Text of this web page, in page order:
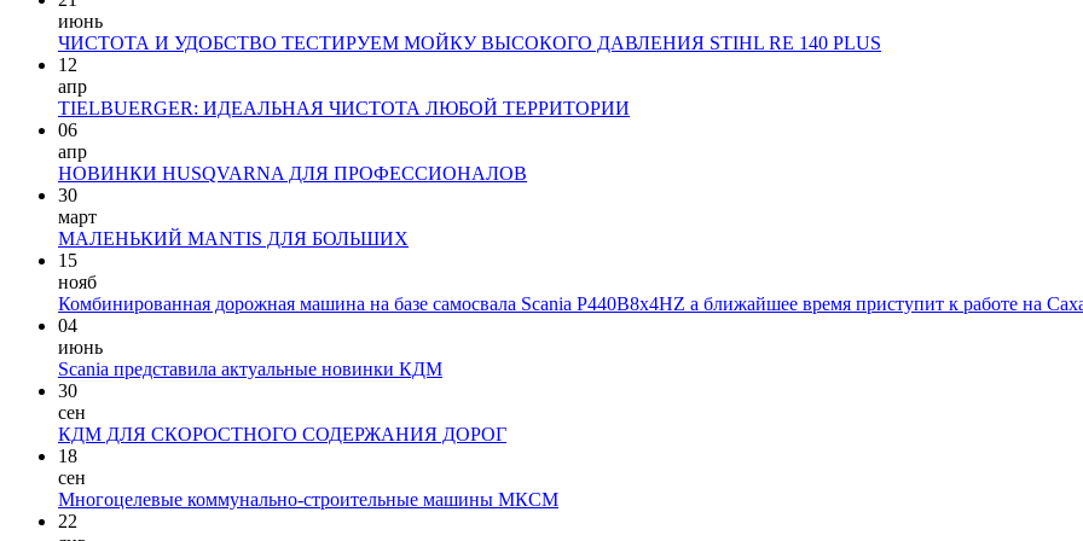
июнь
ЧИСТОТА И УДОБСТВО ТЕСТИРУЕМ МОЙКУ ВЫСОКОГО ДАВЛЕНИЯ STIHL RE 140 PLUS
12
апр
TIELBUERGER: ИДЕАЛЬНАЯ ЧИСТОТА ЛЮБОЙ ТЕРРИТОРИИ
06
апр
НОВИНКИ HUSQVARNA ДЛЯ ПРОФЕССИОНАЛОВ
30
март
МАЛЕНЬКИЙ MANTIS ДЛЯ БОЛЬШИХ
15
нояб
Комбинированная дорожная машина на базе самосвала Scania P440B8x4HZ а ближайшее время приступит к работе на
04
июнь
Scania представила актуальные новинки КДМ
30
сен
КДМ ДЛЯ СКОРОСТНОГО СОДЕРЖАНИЯ ДОРОГ
18
сен
Многоцелевые коммунально-строительные машины МКСМ
22